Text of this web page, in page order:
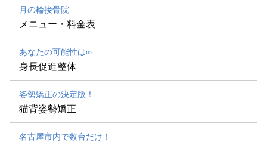
月の輪接骨院
メニュー・料金表
あなたの可能性は∞
身長促進整体
姿勢矯正の決定版！
猫背姿勢矯正
名古屋市内で数台だけ！